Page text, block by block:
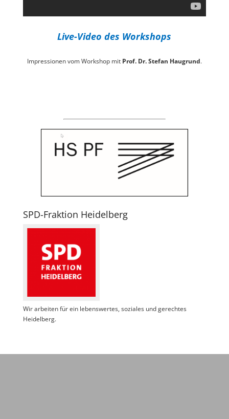
Live-Video des Workshops
Impressionen vom Workshop mit Prof. Dr. Stefan Haugrund.
SPD-Fraktion Heidelberg
Wir arbeiten für ein lebenswertes, soziales und gerechtes
Heidelberg.